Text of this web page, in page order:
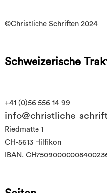
©Christliche Schriften 2024
Schweizerische
+41 (0)56 556 14 99
info@christliche-
Riedmatte 1
CH-5613 Hilfikon
IBAN: